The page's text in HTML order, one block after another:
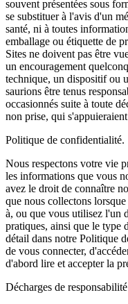
souvent présentées sous
se substituer à l'avis d'un
santé, ni à toutes
emballage ou étiquette de
Sites ne doivent pas être
un encouragement
technique, un dispositif ou
saurions être tenus
occasionnés suite à toute
non prise, qui
Politique de confidentialité.
Nous respectons votre vie
les informations que vous
avez le droit de connaître
que nous collectons
à, ou que vous utilisez l'un
pratiques, ainsi que le type
détail dans notre Politique
de vous connecter,
d'abord lire et accepter la
Décharges de responsabilité